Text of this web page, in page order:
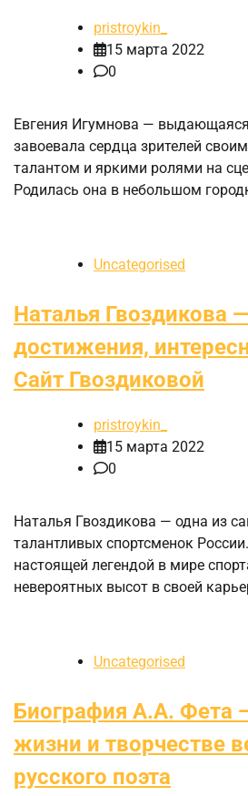
pristroykin_
15 марта 2022
0
Евгения Игумнова —
завоевала сердца зрителей
талантом и яркими ролями на
Родилась она в небольшом
Uncategorised
Наталья Гвоздикова
достижения,
Сайт Гвоздиковой
pristroykin_
15 марта 2022
0
Наталья Гвоздикова — одна из
талантливых спортсменок
настоящей легендой в мире
невероятных высот в своей
Uncategorised
Биография А.А. Фета
жизни и творчестве
русского поэта